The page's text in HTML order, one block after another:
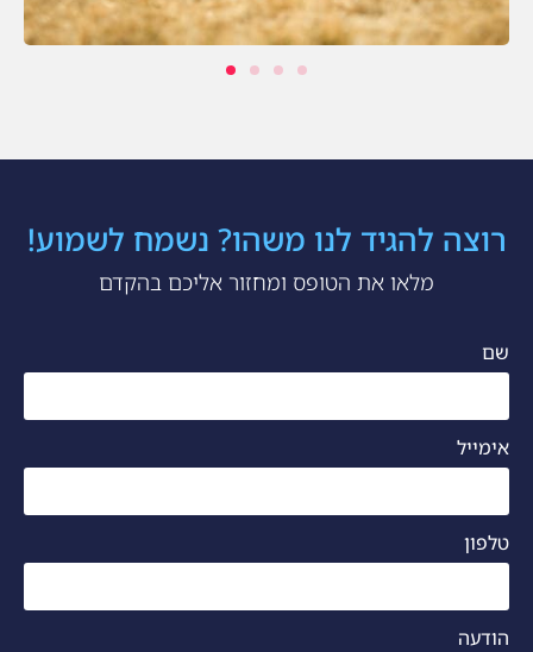
רוצה להגיד לנו משהו? נשמח לשמוע!
מלאו את הטופס ומחזור אליכם בהקדם
שם
אימייל
טלפון
הודעה